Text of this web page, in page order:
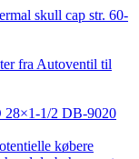
skull cap str. 60-
fra Autoventil til
28×1-1/2 DB-9020
købere